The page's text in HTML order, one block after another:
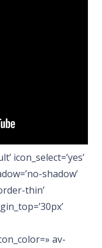
icon_select=’yes’
shadow’
thin’
av-